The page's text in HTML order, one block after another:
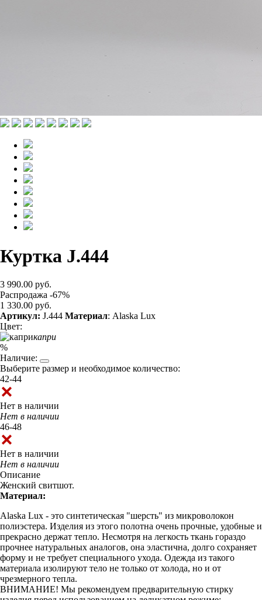
Куртка J.444
3 990.00 руб.
Распродажа -67%
1 330.00 руб.
Артикул: J.444 Материал: Alaska Lux
Цвет:
капри
%
Наличие:
Выберите размер и необходимое количество:
42-44
Нет в наличии
Нет в наличии
46-48
Нет в наличии
Нет в наличии
Описание
Женский свитшот.
Материал:
Alaska Lux - это синтетическая "шерсть" из микроволокон
полиэстера. Изделия из этого полотна очень прочные, удобные и
прекрасно держат тепло. Несмотря на легкость ткань гораздо
прочнее натуральных аналогов, она эластична, долго сохраняет
форму и не требует специального ухода. Одежда из такого
материала изолируют тело не только от холода, но и от
чрезмерного тепла.
ВНИМАНИЕ! Мы рекомендуем предварительную стирку